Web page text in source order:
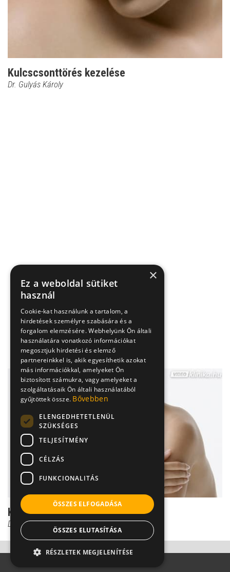
Kulcscsonttörés kezelése
Dr. Gulyás Károly
Kulcscsonttörés diagnózisa
Dr. Gulyás Károly
×
Ez a weboldal sütiket
használ
Cookie-kat használunk a tartalom, a
hirdetések személyre szabására és a
forgalom elemzésére. Webhelyünk Ön általi
használatára vonatkozó információkat
megosztjuk hirdetési és elemző
partnereinkkel is, akik egyesíthetik azokat
más információkkal, amelyeket Ön
biztosított számukra, vagy amelyeket a
szolgáltatásaik Ön általi használatából
gyűjtöttek össze. Bővebben
ELENGEDHETETLENÜL
SZÜKSÉGES
TELJESÍTMÉNY
CÉLZÁS
FUNKCIONALITÁS
ÖSSZES ELFOGADÁSA
ÖSSZES ELUTASÍTÁSA
RÉSZLETEK MEGJELENÍTÉSE